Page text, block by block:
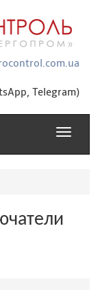
Telegram)
Toggle